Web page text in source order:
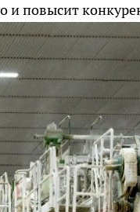
и повысит